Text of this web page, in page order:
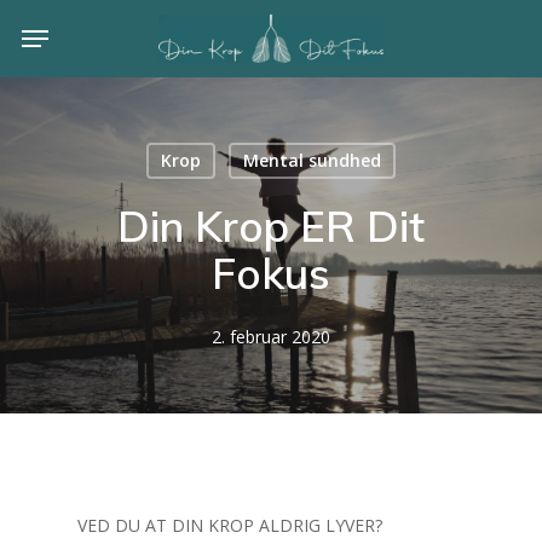
main
Menu
Krop Mental sundhed
Din Krop ER Dit
Fokus
2. februar 2020
VED DU AT DIN KROP ALDRIG LYVER?